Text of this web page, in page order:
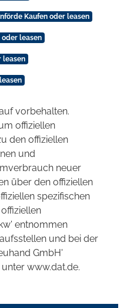
Kaufen oder leasen
oder leasen
leasen
vorbehalten.
offiziellen
den offiziellen
und
neuer
über den offiziellen
spezifischen
entnommen
und bei der
GmbH'
www.dat.de.